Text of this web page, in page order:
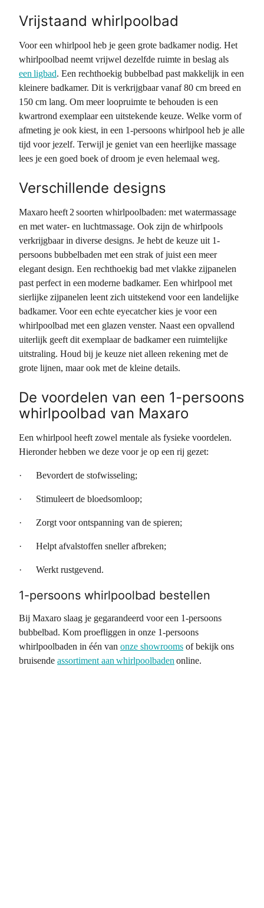
Vrijstaand whirlpoolbad
Voor een whirlpool heb je geen grote badkamer nodig. Het
whirlpoolbad neemt vrijwel dezelfde ruimte in beslag als
een ligbad. Een rechthoekig bubbelbad past makkelijk in een
kleinere badkamer. Dit is verkrijgbaar vanaf 80 cm breed en
150 cm lang. Om meer loopruimte te behouden is een
kwartrond exemplaar een uitstekende keuze. Welke vorm of
afmeting je ook kiest, in een 1-persoons whirlpool heb je alle
tijd voor jezelf. Terwijl je geniet van een heerlijke massage
lees je een goed boek of droom je even helemaal weg.
Verschillende designs
Maxaro heeft 2 soorten whirlpoolbaden: met watermassage
en met water- en luchtmassage. Ook zijn de whirlpools
verkrijgbaar in diverse designs. Je hebt de keuze uit 1-
persoons bubbelbaden met een strak of juist een meer
elegant design. Een rechthoekig bad met vlakke zijpanelen
past perfect in een moderne badkamer. Een whirlpool met
sierlijke zijpanelen leent zich uitstekend voor een landelijke
badkamer. Voor een echte eyecatcher kies je voor een
whirlpoolbad met een glazen venster. Naast een opvallend
uiterlijk geeft dit exemplaar de badkamer een ruimtelijke
uitstraling. Houd bij je keuze niet alleen rekening met de
grote lijnen, maar ook met de kleine details.
De voordelen van een 1-persoons
whirlpoolbad van Maxaro
Een whirlpool heeft zowel mentale als fysieke voordelen.
Hieronder hebben we deze voor je op een rij gezet:
· Bevordert de stofwisseling;
· Stimuleert de bloedsomloop;
· Zorgt voor ontspanning van de spieren;
· Helpt afvalstoffen sneller afbreken;
· Werkt rustgevend.
1-persoons whirlpoolbad bestellen
Bij Maxaro slaag je gegarandeerd voor een 1-persoons
bubbelbad. Kom proefliggen in onze 1-persoons
whirlpoolbaden in één van onze showrooms of bekijk ons
bruisende assortiment aan whirlpoolbaden online.